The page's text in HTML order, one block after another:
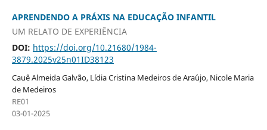
APRENDENDO A PRÁXIS NA EDUCAÇÃO INFANTIL
UM RELATO DE EXPERIÊNCIA
DOI: https://doi.org/10.21680/1984-
3879.2025v25n01ID38123
Cauê Almeida Galvão, Lídia Cristina Medeiros de Ara´´ujo, Nicole Maria
de Medeiros
RE01
03-01-2025